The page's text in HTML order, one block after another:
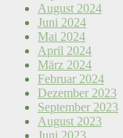
August 2024
Juni 2024
Mai 2024
April 2024
März 2024
Februar 2024
Dezember 2023
September 2023
August 2023